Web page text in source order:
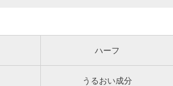
ハーフ
うるおい成分